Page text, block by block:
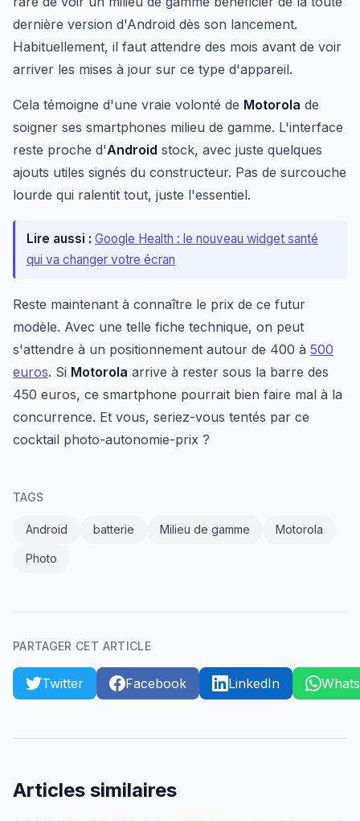
dernière version d'Android dès son lancement.
Habituellement, il faut attendre des mois avant de voir
arriver les mises à jour sur ce type d'appareil.
Cela témoigne d'une vraie volonté de Motorola de
soigner ses smartphones milieu de gamme. L'interface
reste proche d'Android stock, avec juste quelques
ajouts utiles signés du constructeur. Pas de surcouche
lourde qui ralentit tout, juste l'essentiel.
Lire aussi : Google Health : le nouveau widget santé
qui va changer votre écran
Reste maintenant à connaître le prix de ce futur
modèle. Avec une telle fiche technique, on peut
s'attendre à un positionnement autour de 400 à 500
euros. Si Motorola arrive à rester sous la barre des
450 euros, ce smartphone pourrait bien faire mal à la
concurrence. Et vous, seriez-vous tentés par ce
cocktail photo-autonomie-prix ?
TAGS
Android batterie Milieu de gamme Motorola
Photo
PARTAGER CET ARTICLE
Twitter Facebook LinkedIn
Articles similaires